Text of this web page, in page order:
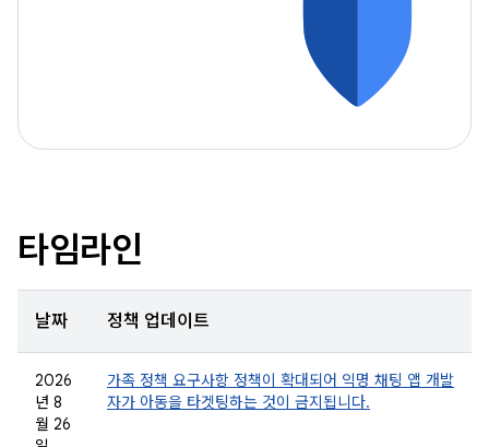
타임라인
날짜 정책 업데이트
2026
년 8
월 26
가족 정책 요구사항 정책이 확대되어 익명 채팅 앱 개발
자가 아동을 타겟팅하는 것이 금지됩니다.